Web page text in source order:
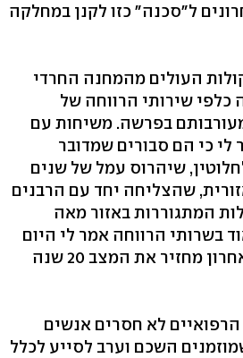
ל"סכנה" כזו לקנן במחלקה
העולים מהמחנה החרדי
שירותי הרווחה של
בפרשה. משיחות עם
לי כי הם סבורים שמדובר
שיהרוס עמל של שנים
שהצליחה יחד עם הרבנים
המתגוררות באזור מאה
בשרותי הרווחה אמר לי היום
כי לצערו "האירוע האחרון מחזיר את המצב 20 שנה
לא חסרים אנשים
השכם וערב לסייע לכלל